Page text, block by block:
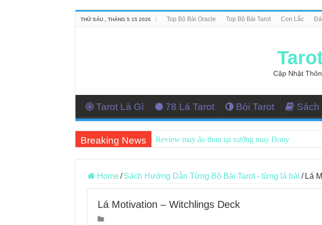
THỨ SÁU , THÁNG 5 15 2026 Top Bộ Bài Oracle Top Bộ Bài Tarot Con Lắc Đá
Cập Nhật
Tarot Là Gì 78 Lá Tarot Bói Tarot Sách
Breaking News
Review may áo thun tại xưởng may Dony
Konxari Cards – Trải Nghiệm Kết Nối Với Thế Giới
Journey Of Love Oracle – Lá Số 70: Heaven
Home / Sách Hướng Dẫn Từng Bộ Bài Tarot - từng lá bài / Lá
Lá Motivation – Witchlings Deck